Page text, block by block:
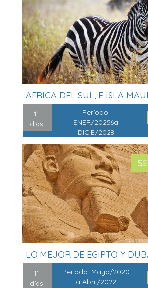
AFRICA DEL SUL, E ISLA
11
días
Período:
ENER/20256a
DICIE/2028
LO MEJOR DE EGIPTO Y
LUJO.....
11
días
Período: Mayo/2020
a Abril/2022